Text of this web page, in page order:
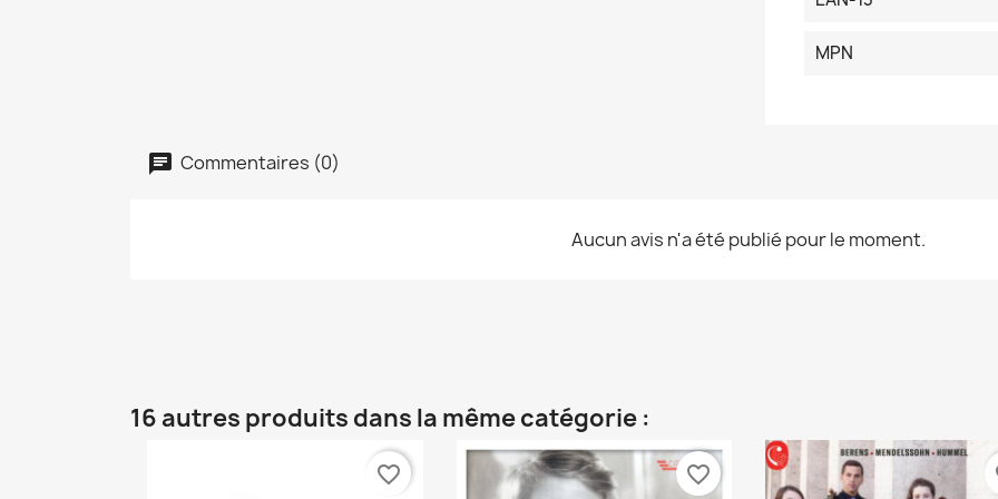
MPN
Commentaires (0)
Aucun avis n'a été publié pour le moment.
16 autres produits dans la même catégorie :
favorite_border favorite_border